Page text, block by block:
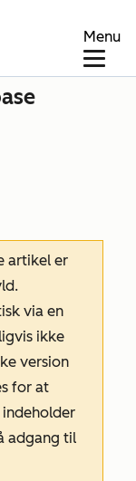
Menu
artikel er
via en
ikke
version
for at
adgang til